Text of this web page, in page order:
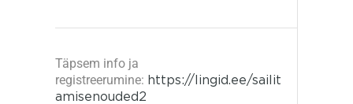
Täpsem info ja
registreerumine: https://lingid.ee/sailit
amisenouded2